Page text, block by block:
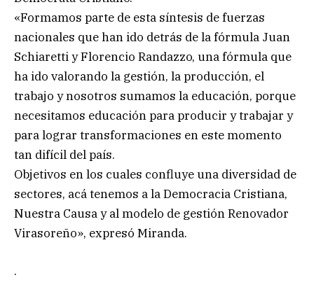
«Formamos parte de esta síntesis de fuerzas
nacionales que han ido detrás de la fórmula Juan
Schiaretti y Florencio Randazzo, una fórmula que
ha ido valorando la gestión, la producción, el
trabajo y nosotros sumamos la educación, porque
necesitamos educación para producir y trabajar y
para lograr transformaciones en este momento
tan difícil del país.
Objetivos en los cuales confluye una diversidad de
sectores, acá tenemos a la Democracia Cristiana,
Nuestra Causa y al modelo de gestión Renovador
Virasoreño», expresó Miranda.
.